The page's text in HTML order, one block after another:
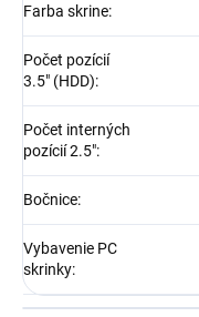
Farba skrine:
Počet pozícií
3.5" (HDD):
Počet interných
pozícií 2.5":
Bočnice:
Vybavenie PC
skrinky: